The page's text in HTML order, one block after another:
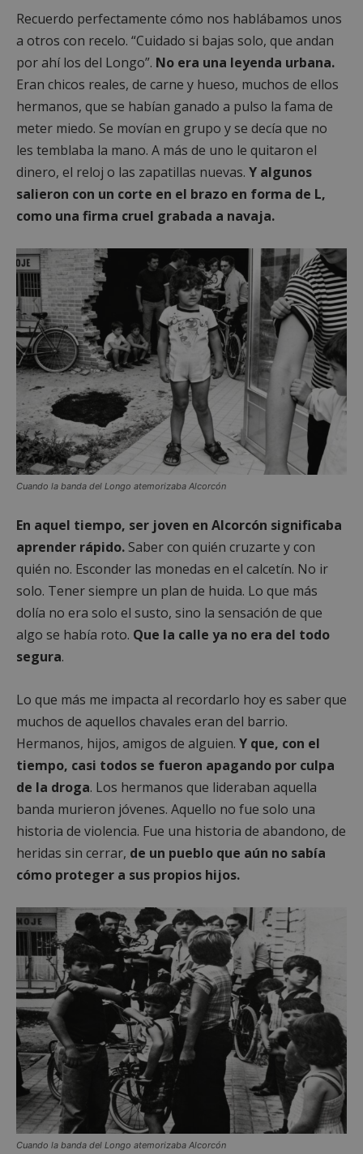
Recuerdo perfectamente cómo nos hablábamos unos
a otros con recelo. “Cuidado si bajas solo, que andan
por ahí los del Longo”. No era una leyenda urbana.
Eran chicos reales, de carne y hueso, muchos de ellos
hermanos, que se habían ganado a pulso la fama de
meter miedo. Se movían en grupo y se decía que no
les temblaba la mano. A más de uno le quitaron el
dinero, el reloj o las zapatillas nuevas. Y algunos
salieron con un corte en el brazo en forma de L,
como una firma cruel grabada a navaja.
Cuando la banda del Longo atemorizaba Alcorcón
En aquel tiempo, ser joven en Alcorcón significaba
aprender rápido. Saber con quién cruzarte y con
quién no. Esconder las monedas en el calcetín. No ir
solo. Tener siempre un plan de huida. Lo que más
dolía no era solo el susto, sino la sensación de que
algo se había roto. Que la calle ya no era del todo
segura.
Lo que más me impacta al recordarlo hoy es saber que
muchos de aquellos chavales eran del barrio.
Hermanos, hijos, amigos de alguien. Y que, con el
tiempo, casi todos se fueron apagando por culpa
de la droga. Los hermanos que lideraban aquella
banda murieron jóvenes. Aquello no fue solo una
historia de violencia. Fue una historia de abandono, de
heridas sin cerrar, de un pueblo que aún no sabía
cómo proteger a sus propios hijos.
Cuando la banda del Longo atemorizaba Alcorcón